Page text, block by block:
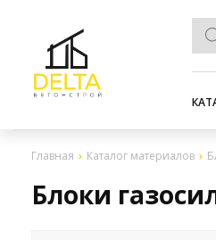
Главная Каталог материалов
Блоки